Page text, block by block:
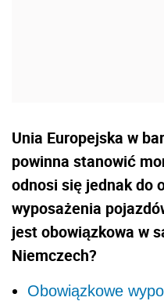
Unia Europejska w
powinna stanowić
odnosi się jednak do
wyposażenia
jest obowiązkowa w
Niemczech?
Obowiązkowe